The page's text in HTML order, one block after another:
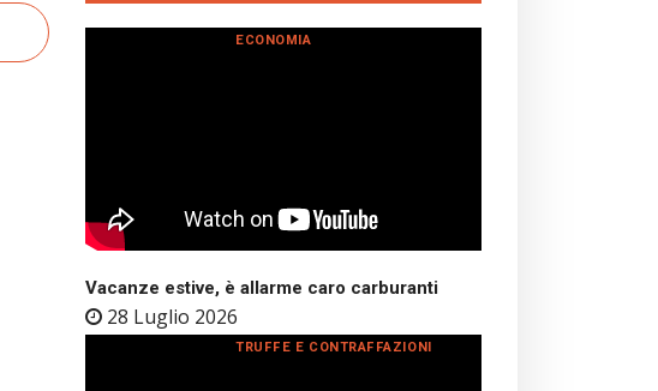
Vacanze estive, è allarme caro carburanti
28 Luglio 2026
ECONOMIA
TRUFFE E CONTRAFFAZIONI